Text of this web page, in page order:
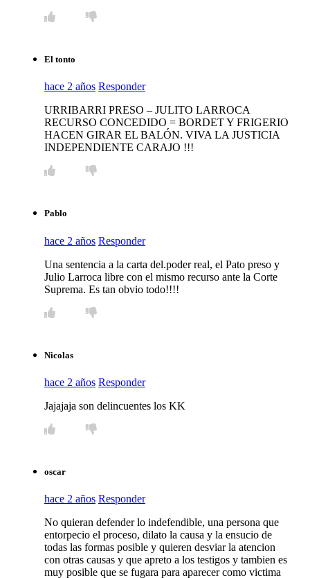
El tonto
hace 2 años Responder
URRIBARRI PRESO – JULITO LARROCA
RECURSO CONCEDIDO = BORDET Y FRIGERIO
HACEN GIRAR EL BALÓN. VIVA LA JUSTICIA
INDEPENDIENTE CARAJO !!!
Pablo
hace 2 años Responder
Una sentencia a la carta del.poder real, el Pato preso y
Julio Larroca libre con el mismo recurso ante la Corte
Suprema. Es tan obvio todo!!!!
Nicolas
hace 2 años Responder
Jajajaja son delincuentes los KK
oscar
hace 2 años Responder
No quieran defender lo indefendible, una persona que
entorpecio el proceso, dilato la causa y la ensucio de
todas las formas posible y quieren desviar la atencion
con otras causas y que apreto a los testigos y tambien es
muy posible que se fugara para aparecer como victima